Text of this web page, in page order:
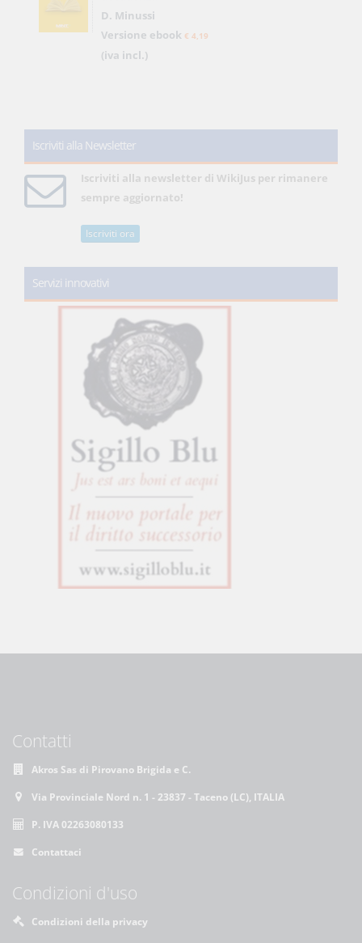
D. Minussi
Versione ebook € 4,19
(iva incl.)
Iscriviti alla Newsletter
Iscriviti alla newsletter di WikiJus per rimanere
sempre aggiornato!
Iscriviti ora
Servizi innovativi
Contatti
Akros Sas di Pirovano Brigida e C.
Via Provinciale Nord n. 1 - 23837 - Taceno (LC), ITALIA
P. IVA 02263080133
Contattaci
Condizioni d'uso
Condizioni della privacy